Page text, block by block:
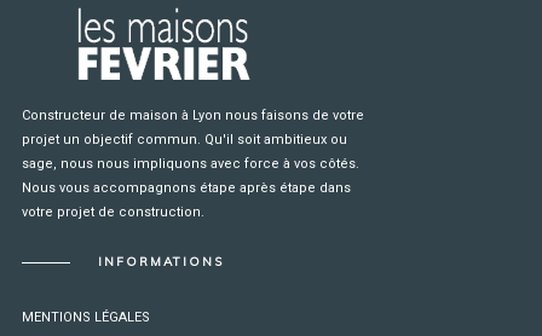
Constructeur de maison à Lyon nous faisons de votre
projet un objectif commun. Qu'il soit ambitieux ou
sage, nous nous impliquons avec force à vos côtés.
Nous vous accompagnons étape après étape dans
votre projet de construction.
INFORMATIONS
MENTIONS LÉGALES